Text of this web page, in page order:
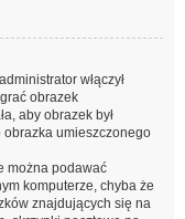
włączył
obrazek
aby obrazek był
umieszczonego
można podawać
komputerze, chyba że
znajdujących się na